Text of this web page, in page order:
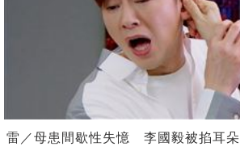
雷／母患間歇性失憶 李國毅被掐耳朵